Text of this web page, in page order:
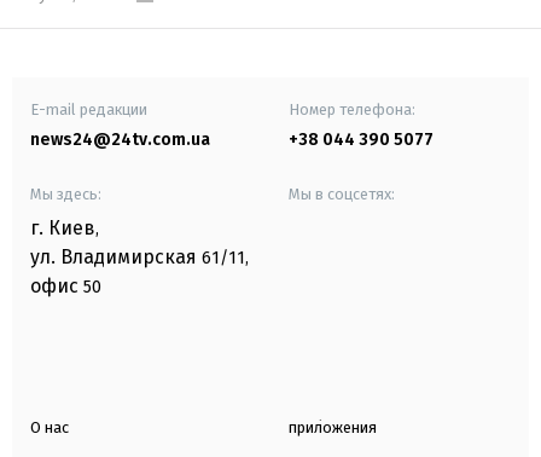
E-mail редакции
news24@24tv.com.ua
Номер телефона:
+38 044 390 5077
Мы здесь:
г. Киев,
ул. Владимирская 61/11,
офис 50
Мы в соцсетях:
О нас приложения